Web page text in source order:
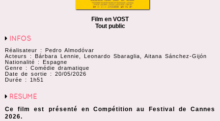
Film en VOST
Tout public
INFOS
Réalisateur : Pedro Almodóvar
Acteurs : Bárbara Lennie, Leonardo Sbaraglia, Aitana Sánchez-Gijón
Nationalité : Espagne
Genre : Comédie dramatique
Date de sortie : 20/05/2026
Durée : 1h51
RÉSUMÉ
Ce film est présenté en Compétition au Festival de Cannes
2026.